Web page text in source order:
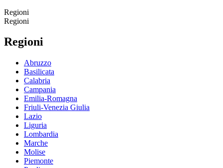
Regioni
Regioni
Regioni
Abruzzo
Basilicata
Calabria
Campania
Emilia-Romagna
Friuli-Venezia Giulia
Lazio
Liguria
Lombardia
Marche
Molise
Piemonte